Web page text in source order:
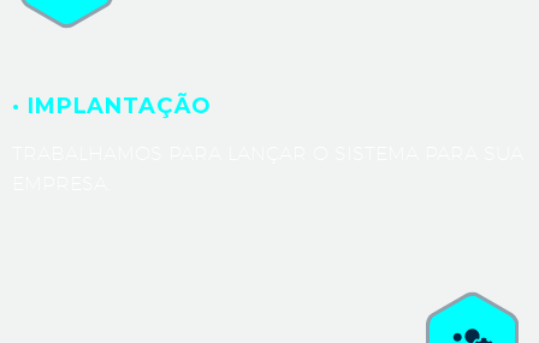
· IMPLANTAÇÃO